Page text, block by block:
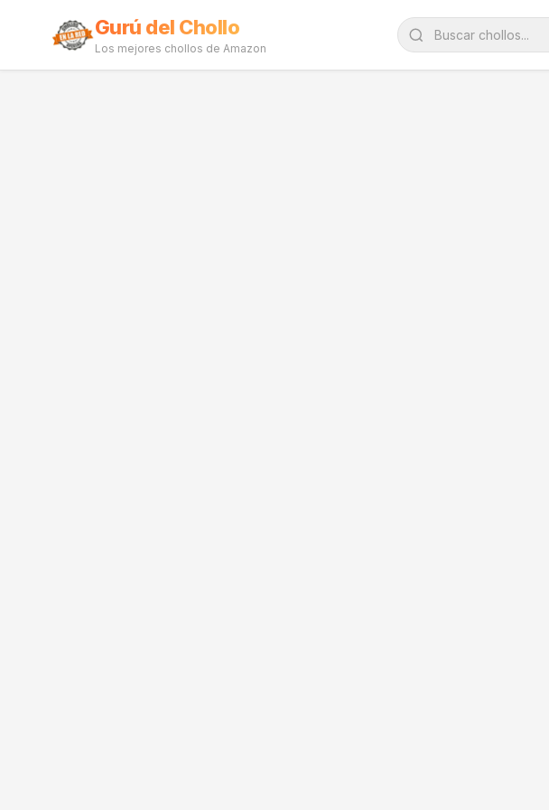
Gurú del Chollo
Los mejores chollos de Amazon